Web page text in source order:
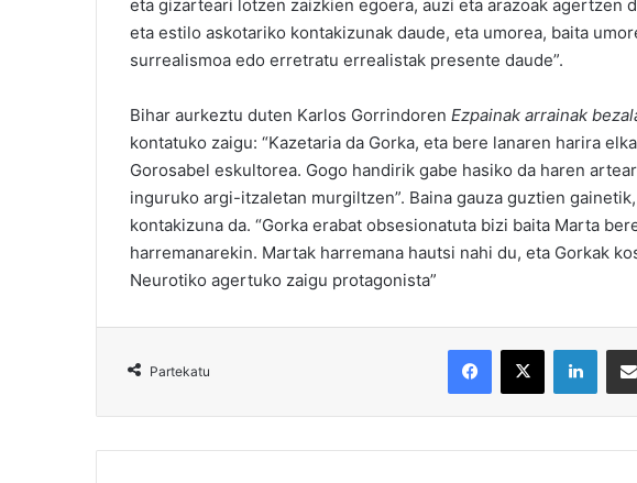
eta gizarteari lotzen zaizkien egoera, auzi eta arazoak agertzen
eta estilo askotariko kontakizunak daude, eta umorea, baita
surrealismoa edo erretratu errealistak presente daude”.
Bihar aurkeztu duten Karlos Gorrindoren Ezpainak arrainak
kontatuko zaigu: “Kazetaria da Gorka, eta bere lanaren harira
Gorosabel eskultorea. Gogo handirik gabe hasiko da haren
inguruko argi-itzaletan murgiltzen”. Baina gauza guztien
kontakizuna da. “Gorka erabat obsesionatuta bizi baita Marta
harremanarekin. Martak harremana hautsi nahi du, eta Gorkak
Neurotiko agertuko zaigu protagonista”
Partekatu